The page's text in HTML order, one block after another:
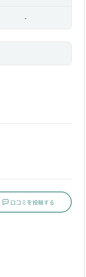
-
口コミを投稿する